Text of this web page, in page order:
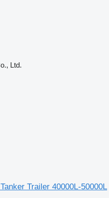
Ltd.
Trailer 40000L-50000L